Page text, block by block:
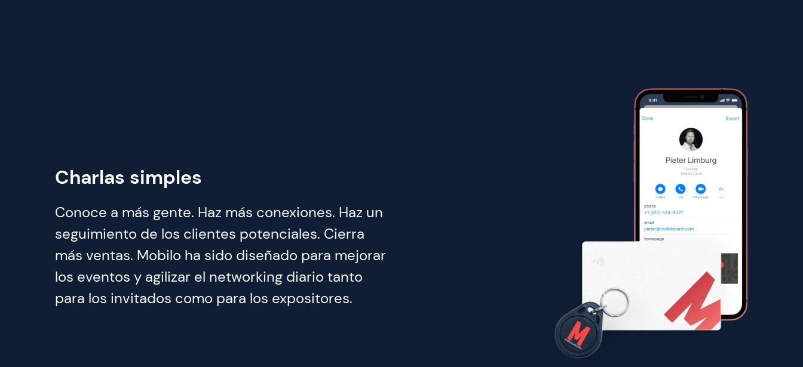
Charlas simples
Conoce a más gente. Haz más conexiones. Haz un
seguimiento de los clientes potenciales. Cierra
más ventas. Mobilo ha sido diseñado para mejorar
los eventos y agilizar el networking diario tanto
para los invitados como para los expositores.